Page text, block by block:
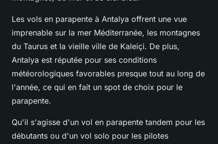
Les vols en parapente à Antalya offrent une vue
imprenable sur la mer Méditerranée, les montagnes
du Taurus et la vieille ville de Kaleiçi. De plus,
Antalya est réputée pour ses conditions
météorologiques favorables presque tout au long de
l'année, ce qui en fait un spot de choix pour le
parapente.
Qu'il s'agisse d'un vol en parapente tandem pour les
débutants ou d'un vol solo pour les pilotes